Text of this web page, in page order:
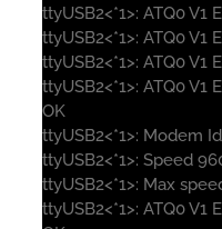
ttyUSB2<*1>: ATQ0 V1
ttyUSB2<*1>: ATQ0 V1
ttyUSB2<*1>: ATQ0 V1
ttyUSB2<*1>: ATQ0 V1
OK
ttyUSB2<*1>: Modem
ttyUSB2<*1>: Speed
ttyUSB2<*1>: Max
ttyUSB2<*1>: ATQ0 V1